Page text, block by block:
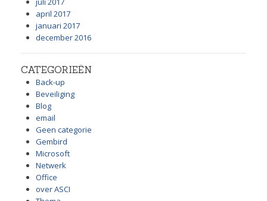
april 2017
januari 2017
december 2016
CATEGORIEËN
Back-up
Beveiliging
Blog
email
Geen categorie
Gembird
Microsoft
Netwerk
Office
over ASCI